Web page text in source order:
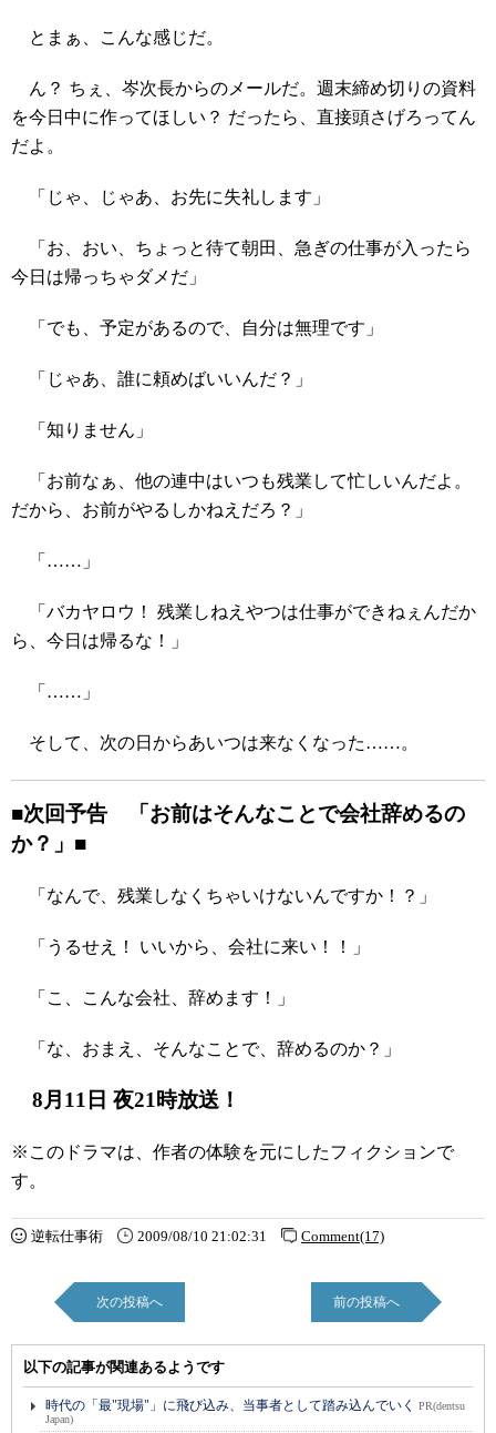
とまぁ、こんな感じだ。
ん？ ちぇ、岑次長からのメールだ。週末締め切りの資料
を今日中に作ってほしい？ だったら、直接頭さげろってん
だよ。
「じゃ、じゃあ、お先に失礼します」
「お、おい、ちょっと待て朝田、急ぎの仕事が入ったら
今日は帰っちゃダメだ」
「でも、予定があるので、自分は無理です」
「じゃあ、誰に頼めばいいんだ？」
「知りません」
「お前なぁ、他の連中はいつも残業して忙しいんだよ。
だから、お前がやるしかねえだろ？」
「……」
「バカヤロウ！ 残業しねえやつは仕事ができねぇんだか
ら、今日は帰るな！」
「……」
そして、次の日からあいつは来なくなった……。
■次回予告 「 お前はそんなことで会社辞めるの
か？」■
「なんで、残業しなくちゃいけないんですか！？」
「うるせえ！ いいから、会社に来い！！」
「こ、こんな会社、辞めます！」
「な、おまえ、そんなことで、辞めるのか？」
8月11日 夜21時放送！
※このドラマは、作者の体験を元にしたフィクションで
す。
逆転仕事術 2009/08/10 21:02:31 Comment(17)
次の投稿へ 前の投稿へ
以下の記事が関連あるようです
時代の「最"現場"」に飛び込み、当事者として踏み込んでいく
PR(dentsu
Japan)